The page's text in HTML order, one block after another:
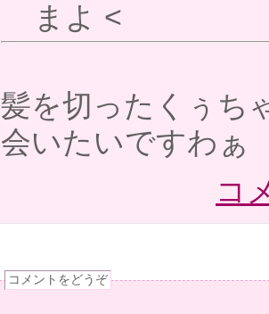
まよ <
髪を切ったくぅち
会いたいですわぁ
コ
コメントをどうぞ